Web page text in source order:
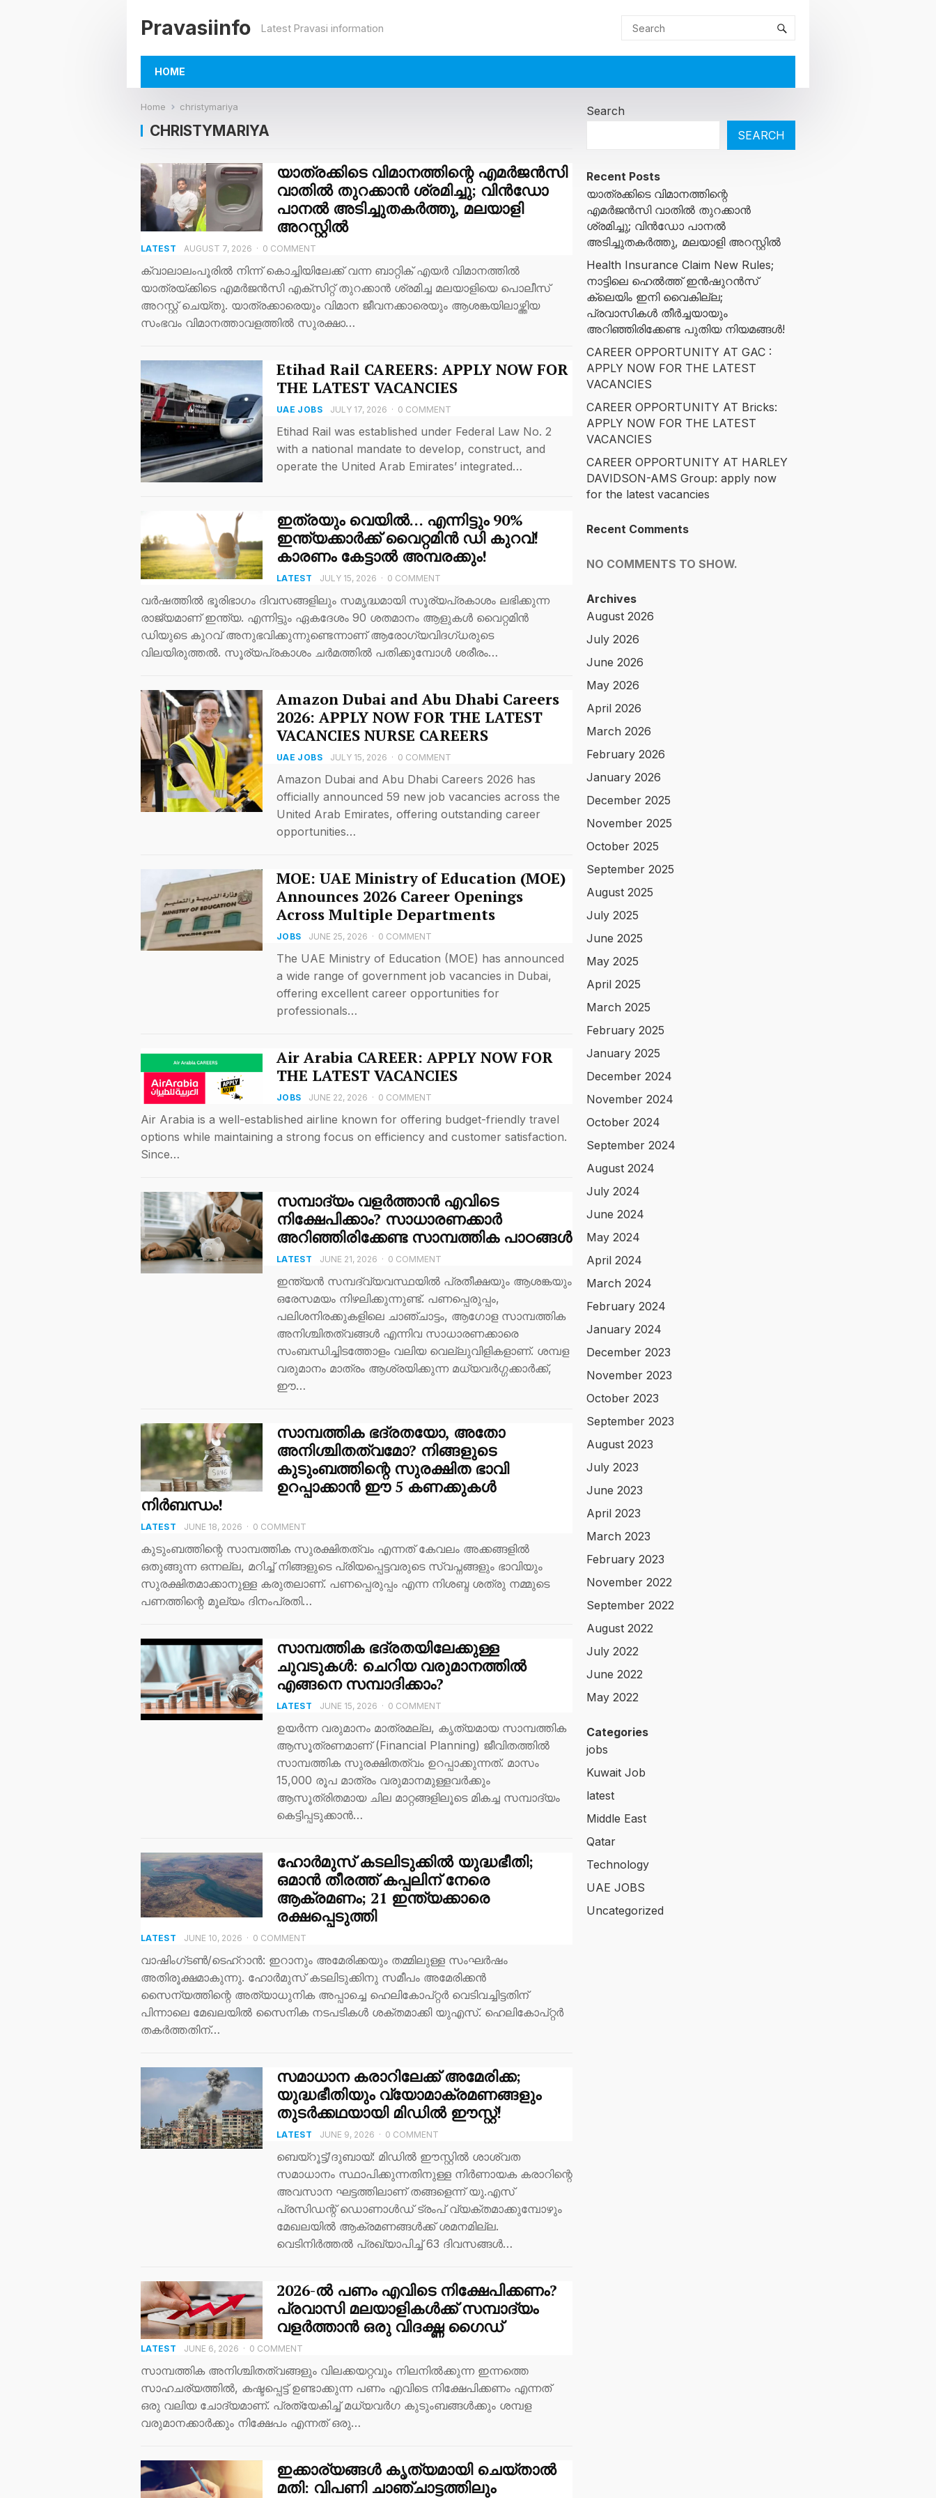
Pravasiinfo Latest Pravasi information
HOME
Home christymariya
CHRISTYMARIYA
യാത്രക്കിടെ വിമാനത്തിന്റെ എമർജൻസി
വാതിൽ തുറക്കാൻ ശ്രമിച്ചു; വിൻഡോ
പാനൽ അടിച്ചുതകർത്തു, മലയാളി
അറസ്റ്റിൽ
LATEST AUGUST 7, 2026 · 0 COMMENT
ക്വാലാലംപൂരിൽ നിന്ന് കൊച്ചിയിലേക്ക് വന്ന ബാറ്റിക് എയർ വിമാനത്തിൽ
യാത്രയ്ക്കിടെ എമർജൻസി എക്സിറ്റ് തുറക്കാൻ ശ്രമിച്ച മലയാളിയെ പൊലീസ്
അറസ്റ്റ് ചെയ്തു. യാത്രക്കാരെയും വിമാന ജീവനക്കാരെയും ആശങ്കയിലാഴ്ത്തിയ
സംഭവം വിമാനത്താവളത്തിൽ സുരക്ഷാ…
Etihad Rail CAREERS: APPLY NOW FOR
THE LATEST VACANCIES
UAE JOBS JULY 17, 2026 · 0 COMMENT
Etihad Rail was established under Federal Law No. 2
with a national mandate to develop, construct, and
operate the United Arab Emirates’ integrated…
ഇത്രയും വെയിൽ… എന്നിട്ടും 90%
ഇന്ത്യക്കാർക്ക് വൈറ്റമിൻ ഡി കുറവ്!
കാരണം കേട്ടാൽ അമ്പരക്കും!
LATEST JULY 15, 2026 · 0 COMMENT
വർഷത്തിൽ ഭൂരിഭാഗം ദിവസങ്ങളിലും സമൃദ്ധമായി സൂര്യപ്രകാശം ലഭിക്കുന്ന
രാജ്യമാണ് ഇന്ത്യ. എന്നിട്ടും ഏകദേശം 90 ശതമാനം ആളുകൾ വൈറ്റമിൻ
ഡിയുടെ കുറവ് അനുഭവിക്കുന്നുണ്ടെന്നാണ് ആരോഗ്യവിദഗ്ധരുടെ
വിലയിരുത്തൽ. സൂര്യപ്രകാശം ചർമത്തിൽ പതിക്കുമ്പോൾ ശരീരം…
Amazon Dubai and Abu Dhabi Careers
2026: APPLY NOW FOR THE LATEST
VACANCIES NURSE CAREERS
UAE JOBS JULY 15, 2026 · 0 COMMENT
Amazon Dubai and Abu Dhabi Careers 2026 has
officially announced 59 new job vacancies across the
United Arab Emirates, offering outstanding career
opportunities…
MOE: UAE Ministry of Education (MOE)
Announces 2026 Career Openings
Across Multiple Departments
JOBS JUNE 25, 2026 · 0 COMMENT
The UAE Ministry of Education (MOE) has announced
a wide range of government job vacancies in Dubai,
offering excellent career opportunities for
professionals…
Air Arabia CAREER: APPLY NOW FOR
THE LATEST VACANCIES
JOBS JUNE 22, 2026 · 0 COMMENT
Air Arabia is a well-established airline known for offering budget-friendly travel
options while maintaining a strong focus on efficiency and customer satisfaction.
Since…
സമ്പാദ്യം വളർത്താൻ എവിടെ
നിക്ഷേപിക്കാം? സാധാരണക്കാർ
അറിഞ്ഞിരിക്കേണ്ട സാമ്പത്തിക പാഠങ്ങൾ
LATEST JUNE 21, 2026 · 0 COMMENT
ഇന്ത്യൻ സമ്പദ്‌വ്യവസ്ഥയിൽ പ്രതീക്ഷയും ആശങ്കയും
ഒരേസമയം നിഴലിക്കുന്നുണ്ട്. പണപ്പെരുപ്പം,
പലിശനിരക്കുകളിലെ ചാഞ്ചാട്ടം, ആഗോള സാമ്പത്തിക
അനിശ്ചിതത്വങ്ങൾ എന്നിവ സാധാരണക്കാരെ
സംബന്ധിച്ചിടത്തോളം വലിയ വെല്ലുവിളികളാണ്. ശമ്പള
വരുമാനം മാത്രം ആശ്രയിക്കുന്ന മധ്യവർഗ്ഗക്കാർക്ക്,
ഈ…
സാമ്പത്തിക ഭദ്രതയോ, അതോ
അനിശ്ചിതത്വമോ? നിങ്ങളുടെ
കുടുംബത്തിന്റെ സുരക്ഷിത ഭാവി
ഉറപ്പാക്കാൻ ഈ 5 കണക്കുകൾ
നിർബന്ധം!
LATEST JUNE 18, 2026 · 0 COMMENT
കുടുംബത്തിന്റെ സാമ്പത്തിക സുരക്ഷിതത്വം എന്നത് കേവലം അക്കങ്ങളിൽ
ഒതുങ്ങുന്ന ഒന്നല്ല, മറിച്ച് നിങ്ങളുടെ പ്രിയപ്പെട്ടവരുടെ സ്വപ്നങ്ങളും ഭാവിയും
സുരക്ഷിതമാക്കാനുള്ള കരുതലാണ്. പണപ്പെരുപ്പം എന്ന നിശബ്ദ ശത്രു നമ്മുടെ
പണത്തിന്റെ മൂല്യം ദിനംപ്രതി…
സാമ്പത്തിക ഭദ്രതയിലേക്കുള്ള
ചുവടുകൾ: ചെറിയ വരുമാനത്തിൽ
എങ്ങനെ സമ്പാദിക്കാം?
LATEST JUNE 15, 2026 · 0 COMMENT
ഉയർന്ന വരുമാനം മാത്രമല്ല, കൃത്യമായ സാമ്പത്തിക
ആസൂത്രണമാണ് (Financial Planning) ജീവിതത്തിൽ
സാമ്പത്തിക സുരക്ഷിതത്വം ഉറപ്പാക്കുന്നത്. മാസം
15,000 രൂപ മാത്രം വരുമാനമുള്ളവർക്കും
ആസൂത്രിതമായ ചില മാറ്റങ്ങളിലൂടെ മികച്ച സമ്പാദ്യം
കെട്ടിപ്പടുക്കാൻ…
ഹോർമുസ് കടലിടുക്കിൽ യുദ്ധഭീതി;
ഒമാൻ തീരത്ത് കപ്പലിന് നേരെ
ആക്രമണം; 21 ഇന്ത്യക്കാരെ
രക്ഷപ്പെടുത്തി
LATEST JUNE 10, 2026 · 0 COMMENT
വാഷിംഗ്ടൺ/ടെഹ്‌റാൻ: ഇറാനും അമേരിക്കയും തമ്മിലുള്ള സംഘർഷം
അതിരൂക്ഷമാകുന്നു. ഹോർമുസ് കടലിടുക്കിനു സമീപം അമേരിക്കൻ
സൈന്യത്തിന്റെ അത്യാധുനിക അപ്പാച്ചെ ഹെലികോപ്റ്റർ വെടിവച്ചിട്ടതിന്
പിന്നാലെ മേഖലയിൽ സൈനിക നടപടികൾ ശക്തമാക്കി യുഎസ്. ഹെലികോപ്റ്റർ
തകർത്തതിന്…
സമാധാന കരാറിലേക്ക് അമേരിക്ക;
യുദ്ധഭീതിയും വ്യോമാക്രമണങ്ങളും
തുടർക്കഥയായി മിഡിൽ ഈസ്റ്റ്!
LATEST JUNE 9, 2026 · 0 COMMENT
ബെയ്റൂട്ട്/ദുബായ്: മിഡിൽ ഈസ്റ്റിൽ ശാശ്വത
സമാധാനം സ്ഥാപിക്കുന്നതിനുള്ള നിർണായക കരാറിന്റെ
അവസാന ഘട്ടത്തിലാണ് തങ്ങളെന്ന് യു.എസ്
പ്രസിഡന്റ് ഡൊണാൾഡ് ട്രംപ് വ്യക്തമാക്കുമ്പോഴും
മേഖലയിൽ ആക്രമണങ്ങൾക്ക് ശമനമില്ല.
വെടിനിർത്തൽ പ്രഖ്യാപിച്ച് 63 ദിവസങ്ങൾ…
2026-ൽ പണം എവിടെ നിക്ഷേപിക്കണം?
പ്രവാസി മലയാളികൾക്ക് സമ്പാദ്യം
വളർത്താൻ ഒരു വിദഗ്ദ്ധ ഗൈഡ്
LATEST JUNE 6, 2026 · 0 COMMENT
സാമ്പത്തിക അനിശ്ചിതത്വങ്ങളും വിലക്കയറ്റവും നിലനിൽക്കുന്ന ഇന്നത്തെ
സാഹചര്യത്തിൽ, കഷ്ടപ്പെട്ട് ഉണ്ടാക്കുന്ന പണം എവിടെ നിക്ഷേപിക്കണം എന്നത്
ഒരു വലിയ ചോദ്യമാണ്. പ്രത്യേകിച്ച് മധ്യവർഗ കുടുംബങ്ങൾക്കും ശമ്പള
വരുമാനക്കാർക്കും നിക്ഷേപം എന്നത് ഒരു…
ഇക്കാര്യങ്ങൾ കൃത്യമായി ചെയ്താൽ
മതി: വിപണി ചാഞ്ചാട്ടത്തിലും
Search
SEARCH
Recent Posts
യാത്രക്കിടെ വിമാനത്തിന്റെ
എമർജൻസി വാതിൽ തുറക്കാൻ
ശ്രമിച്ചു; വിൻഡോ പാനൽ
അടിച്ചുതകർത്തു, മലയാളി അറസ്റ്റിൽ
Health Insurance Claim New Rules;
നാട്ടിലെ ഹെൽത്ത് ഇൻഷുറൻസ്
ക്ലെയിം ഇനി വൈകില്ല;
പ്രവാസികൾ തീർച്ചയായും
അറിഞ്ഞിരിക്കേണ്ട പുതിയ നിയമങ്ങൾ!
CAREER OPPORTUNITY AT GAC :
APPLY NOW FOR THE LATEST
VACANCIES
CAREER OPPORTUNITY AT Bricks:
APPLY NOW FOR THE LATEST
VACANCIES
CAREER OPPORTUNITY AT HARLEY
DAVIDSON-AMS Group: apply now
for the latest vacancies
Recent Comments
NO COMMENTS TO SHOW.
Archives
August 2026
July 2026
June 2026
May 2026
April 2026
March 2026
February 2026
January 2026
December 2025
November 2025
October 2025
September 2025
August 2025
July 2025
June 2025
May 2025
April 2025
March 2025
February 2025
January 2025
December 2024
November 2024
October 2024
September 2024
August 2024
July 2024
June 2024
May 2024
April 2024
March 2024
February 2024
January 2024
December 2023
November 2023
October 2023
September 2023
August 2023
July 2023
June 2023
April 2023
March 2023
February 2023
November 2022
September 2022
August 2022
July 2022
June 2022
May 2022
Categories
jobs
Kuwait Job
latest
Middle East
Qatar
Technology
UAE JOBS
Uncategorized